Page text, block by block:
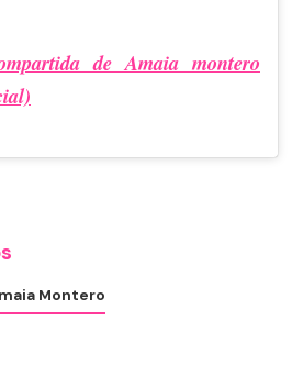
de Amaia montero
Montero